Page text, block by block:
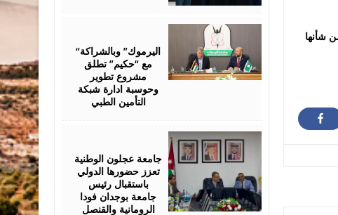
شأنها
“اليرموك” وبالشراكة
مع “حكيم” تطلق
مشروع تطوير
وحوسبة ادارة شبكة
التأمين الطبي
جامعة عجلون الوطنية
تعزز حضورها الدولي
باستقبال رئيس
جامعة بوجدان فودا
الرومانية والقنصل